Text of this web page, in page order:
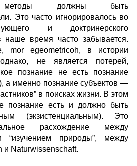
методы должны быть
Это часто игнорировалось во
и доктринерского
наше время часто забывается.
mor egeometricoh, в истории
не является потерей,
познание не есть познание
а именно познание субъектов —
в поисках жизни. В этом
познание есть и должно быть
(экзистенциальным). Это
расхождение между
“изучением природы”, между
и Naturwissenschaft.